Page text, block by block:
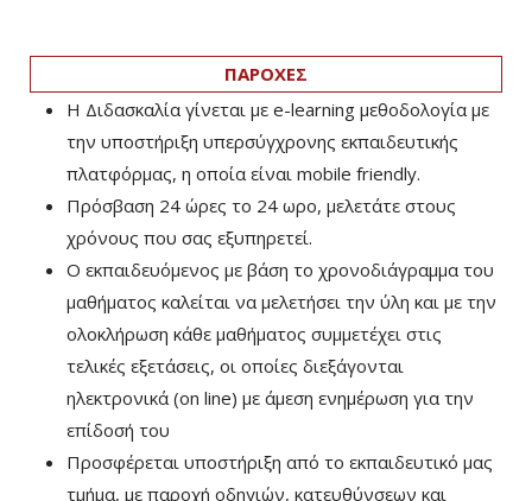
ΠΑΡΟΧΕΣ
Η Διδασκαλία γίνεται με e-learning μεθοδολογία με
την υποστήριξη υπερσύγχρονης εκπαιδευτικής
πλατφόρμας, η οποία είναι mobile friendly.
Πρόσβαση 24 ώρες το 24 ωρο, μελετάτε στους
χρόνους που σας εξυπηρετεί.
Ο εκπαιδευόμενος με βάση το χρονοδιάγραμμα του
μαθήματος καλείται να μελετήσει την ύλη και με την
ολοκλήρωση κάθε μαθήματος συμμετέχει στις
τελικές εξετάσεις, οι οποίες διεξάγονται
ηλεκτρονικά (on line) με άμεση ενημέρωση για την
επίδοσή του
Προσφέρεται υποστήριξη από το εκπαιδευτικό μας
τμήμα, με παροχή οδηγιών, κατευθύνσεων και